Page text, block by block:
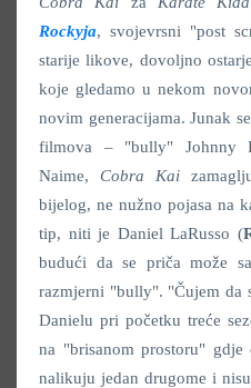
Rockyja, svojevrsni "post
starije likove, dovoljno
koje gledamo u nekom
novim generacijama. Junak
filmova – "bully" Johnny
Naime, Cobra Kai
bijelog, ne nužno pojasa na
tip, niti je Daniel LaRusso (
budući da se priča može
razmjerni "bully". "Čujem da
Danielu pri početku treće
na "brisanom prostoru" gdje
nalikuju jedan drugome i